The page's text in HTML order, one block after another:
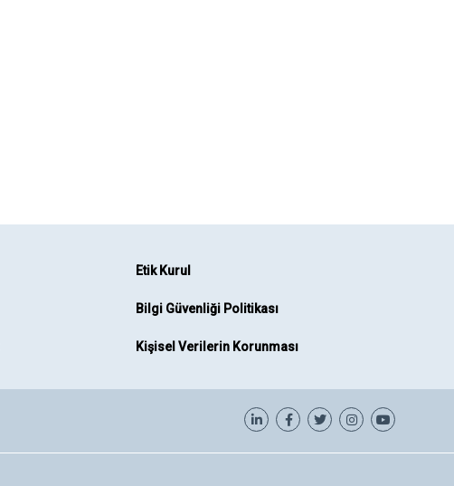
Etik Kurul
Bilgi Güvenliği Politikası
Kişisel Verilerin Korunması